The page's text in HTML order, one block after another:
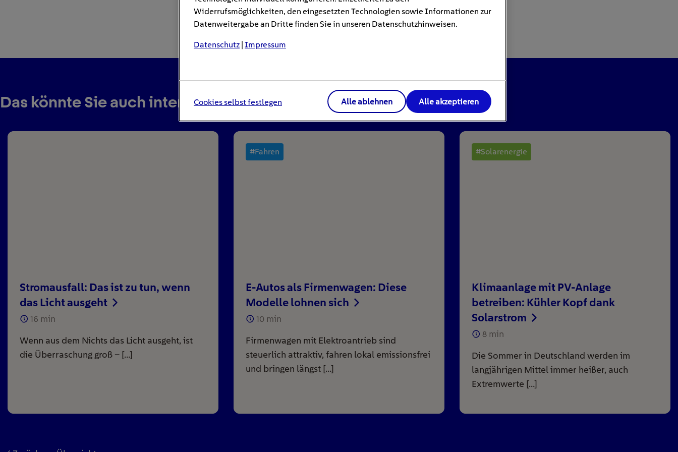
Das könnte Sie auch interessieren
Stromausfall: Das ist zu tun, wenn
das Licht ausgeht
16 min
Wenn aus dem Nichts das Licht ausgeht, ist
die Überraschung groß – […]
#Fahren
E-Autos als Firmenwagen: Diese
Modelle lohnen sich
10 min
Firmenwagen mit Elektroantrieb sind
steuerlich attraktiv, fahren lokal emissionsfrei
und bringen längst […]
#Solarenergie
Klimaanlage mit PV-Anlage
betreiben: Kühler Kopf dank
Solarstrom
8 min
Die Sommer in Deutschland werden im
langjährigen Mittel immer heißer, auch
Extremwerte […]
Widerrufsmöglichkeiten, den eingesetzten Technologien sowie Informationen zur
Datenweitergabe an Dritte finden Sie in unseren Datenschutzhinweisen.
Datenschutz | Impressum
Cookies selbst festlegen Alle ablehnen Alle akzeptieren